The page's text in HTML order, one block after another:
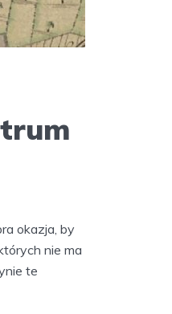
okazja, by
nie ma
te